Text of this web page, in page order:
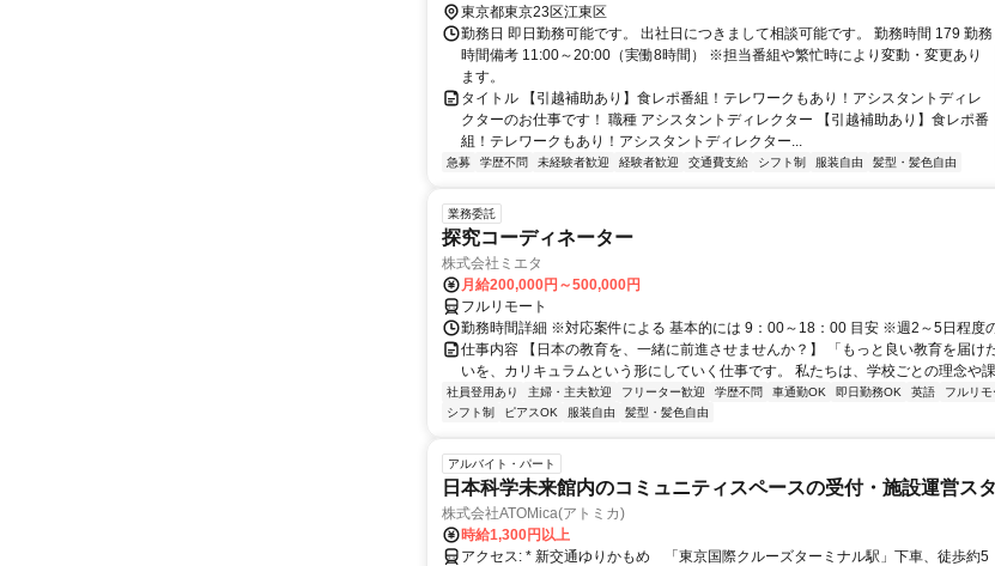
東京都東京23区江東区
勤務日 即日勤務可能です。 出社日につきまして相談可能です。 勤務時間 179 勤務
時間備考 11:00～20:00（実働8時間） ※担当番組や繁忙時により変動・変更あり
ます。
タイトル 【引越補助あり】食レポ番組！テレワークもあり！アシスタントディレ
クターのお仕事です！ 職種 アシスタントディレクター 【引越補助あり】食レポ番
組！テレワークもあり！アシスタントディレクター...
急募 学歴不問 未経験者歓迎 経験者歓迎 交通費支給 シフト制 服装自由 髪型・髪色自由
業務委託
探究コーディネーター
株式会社ミエタ
月給200,000円～500,000円
フルリモート
勤務時間詳細 ※対応案件による 基本的には 9：00～18：00 目安 ※週2～5日程度
仕事内容 【日本の教育を、一緒に前進させませんか？】 「もっと良い教育を届け
いを、カリキュラムという形にしていく仕事です。 私たちは、学校ごとの理念や
社員登用あり 主婦・主夫歓迎 フリーター歓迎 学歴不問 車通勤OK 即日勤務OK 英語 フルリモ
シフト制
ピアスOK 服装自由 髪型・髪色自由
アルバイト・パート
日本科学未来館内のコミュニティスペースの受付・施設運営ス
株式会社ATOMica(アトミカ)
時給1,300円以上
アクセス: * 新交通ゆりかもめ 「東京国際クルーズターミナル駅」下車、徒歩約5